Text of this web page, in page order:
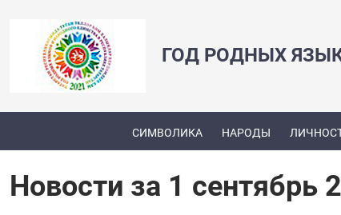
ГОД РОДНЫХ
СИМВОЛИКА НАРОДЫ
Новости за 1 сентябрь